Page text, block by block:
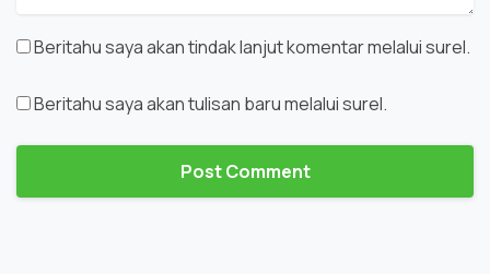
Beritahu saya akan tindak lanjut komentar melalui surel.
Beritahu saya akan tulisan baru melalui surel.